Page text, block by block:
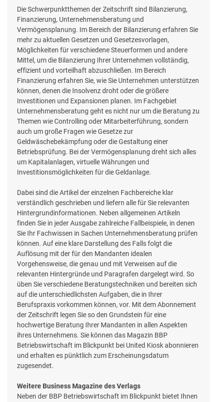
Die Schwerpunktthemen der Zeitschrift sind Bilanzierung,
Finanzierung, Unternehmensberatung und
Vermögensplanung. Im Bereich der Bilanzierung erfahren Sie
mehr zu aktuellen Gesetzen und Gesetzesvorlagen,
Möglichkeiten für verschiedene Steuerformen und andere
Mittel, um die Bilanzierung Ihrer Unternehmen vollständig,
effizient und vorteilhaft abzuschließen. Im Bereich
Finanzierung erfahren Sie, wie Sie Unternehmen unterstützen
können, denen die Insolvenz droht oder die größere
Investitionen und Expansionen planen. Im Fachgebiet
Unternehmensberatung geht es nicht nur um die Beratung zu
Themen wie Controlling oder Mitarbeiterführung, sondern
auch um große Fragen wie Gesetze zur
Geldwäschebekämpfung oder die Gestaltung einer
Betriebsprüfung. Bei der Vermögensplanung dreht sich alles
um Kapitalanlagen, virtuelle Währungen und
Investitionsmöglichkeiten für die Geldanlage.
Dabei sind die Artikel der einzelnen Fachbereiche klar
verständlich geschrieben und liefern alle für Sie relevanten
Hintergrundinformationen. Neben allgemeinen Artikeln
finden Sie in jeder Ausgabe zahlreiche Fallbeispiele, in denen
Sie Ihr Fachwissen in Sachen Unternehmensberatung prüfen
können. Auf eine klare Darstellung des Falls folgt die
Auflösung mit der für den Mandanten idealen
Vorgehensweise, die genau und mit Verweisen auf die
relevanten Hintergründe und Paragrafen dargelegt wird. So
üben Sie verschiedene Beratungstechniken und bereiten sich
auf die unterschiedlichsten Aufgaben, die in Ihrer
Berufspraxis vorkommen können, vor. Mit dem Abonnement
der Zeitschrift legen Sie so den Grundstein für eine
hochwertige Beratung Ihrer Mandanten in allen Aspekten
ihres Unternehmens. Sie können das Magazin BBP
Betriebswirtschaft im Blickpunkt bei United Kiosk abonnieren
und erhalten es pünktlich zum Erscheinungsdatum
zugesendet.
Weitere Business Magazine des Verlags
Neben der BBP Betriebswirtschaft im Blickpunkt bietet Ihnen